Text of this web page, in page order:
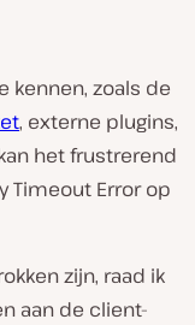
kennen, zoals de
, externe plugins,
het frustrerend
Timeout Error op
zijn, raad ik
aan de client-